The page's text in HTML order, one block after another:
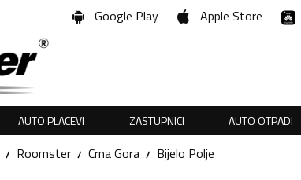
Google Play Apple Store
AUTO PLACEVI ZASTUPNICI AUTO OTPADI
Roomster Crna Gora Bijelo Polje